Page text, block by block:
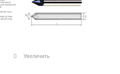
Увеличить